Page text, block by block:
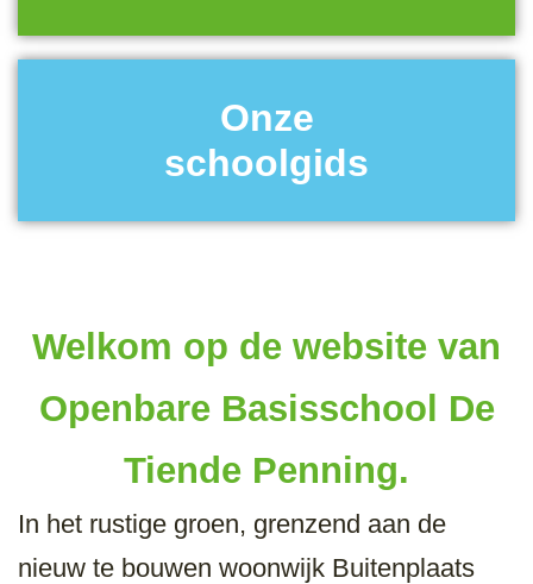
Onze
schoolgids
Welkom op de website van
Openbare Basisschool De
Tiende Penning.
In het rustige groen, grenzend aan de
nieuw te bouwen woonwijk Buitenplaats